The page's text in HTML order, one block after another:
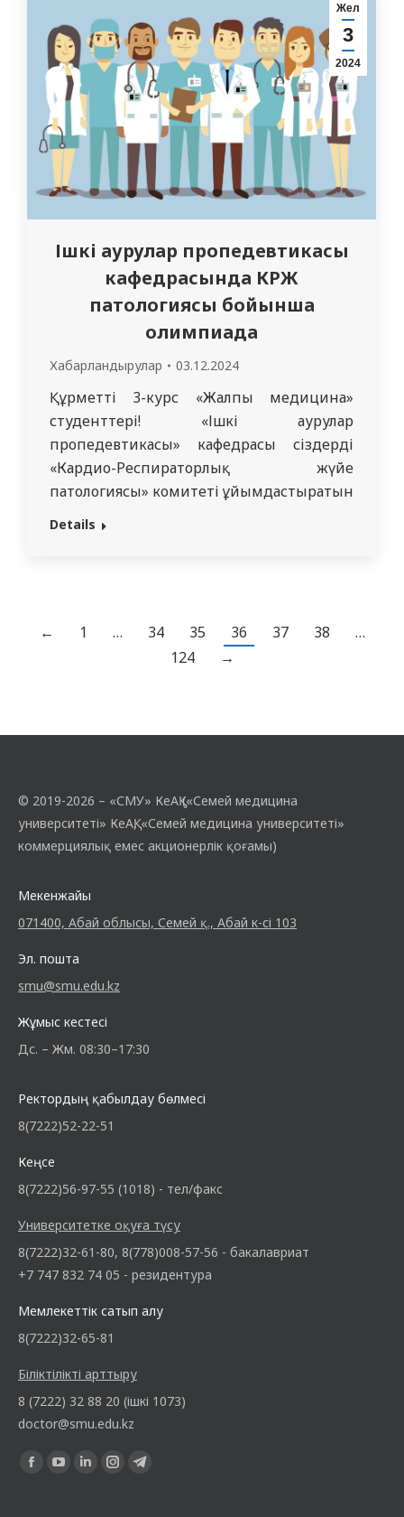
Жел
3
2024
Ішкі аурулар пропедевтикасы
кафедрасында КРЖ
патологиясы бойынша
олимпиада
Хабарландырулар 03.12.2024
Құрметті 3-курс «Жалпы медицина»
студенттері! «Ішкі аурулар
пропедевтикасы» кафедрасы сіздерді
«Кардио-Респираторлық жүйе
патологиясы» комитеті ұйымдастыратын
практикалық дағдылар бойынша
83 (WhatsApp) Жазыкбаева Лашын
Курмангалиевна Қатысуға өтінімдер 2024
Details
← 1 … 34 35 36 37 38
…
124
→
© 2019-2026 – «СМУ» КеАҚ («Семей медицина
университеті» КеАҚ, «Семей медицина университеті»
коммерциялық емес акционерлік қоғамы)
Мекенжайы
071400, Абай облысы, Семей қ., Абай к-сі 103
Эл. пошта
smu@smu.edu.kz
Жұмыс кестесі
Дс. – Жм. 08:30–17:30
Ректордың қабылдау бөлмесі
8(7222)52-22-51
Кеңсе
8(7222)56-97-55 (1018) - тел/факс
Университетке оқуға түсу
8(7222)32-61-80, 8(778)008-57-56 - бакалавриат
+7 747 832 74 05 - резидентура
Мемлекеттік сатып алу
8(7222)32-65-81
Біліктілікті арттыру
8 (7222) 32 88 20 (ішкі 1073)
doctor@smu.edu.kz
Find us on: